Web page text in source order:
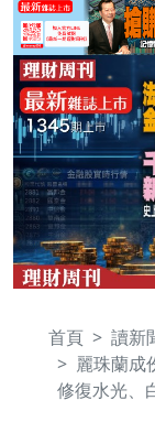
首頁 讀新
麗珠蘭成
修復水光、